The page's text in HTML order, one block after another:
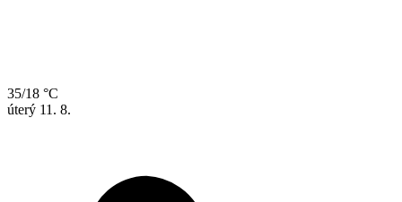
35/18 °C
úterý 11. 8.